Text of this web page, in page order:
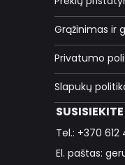
Grąžinimas ir
Privatumo
Slapukų
Tel.: +370 612
El. paštas: